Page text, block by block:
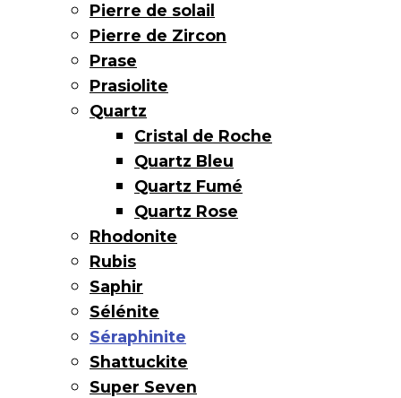
Pierre de solail
Pierre de Zircon
Prase
Prasiolite
Quartz
Cristal de Roche
Quartz Bleu
Quartz Fumé
Quartz Rose
Rhodonite
Rubis
Saphir
Sélénite
Séraphinite
Shattuckite
Super Seven